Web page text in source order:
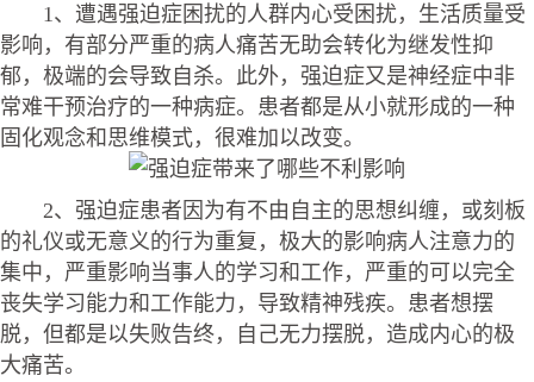
1、遭遇强迫症困扰的人群内心受困扰，生活质量受
影响，有部分严重的病人痛苦无助会转化为继发性抑
郁，极端的会导致自杀。此外，强迫症又是神经症中非
常难干预治疗的一种病症。患者都是从小就形成的一种
固化观念和思维模式，很难加以改变。
2、强迫症患者因为有不由自主的思想纠缠，或刻板
的礼仪或无意义的行为重复，极大的影响病人注意力的
集中，严重影响当事人的学习和工作，严重的可以完全
丧失学习能力和工作能力，导致精神残疾。患者想摆
脱，但都是以失败告终，自己无力摆脱，造成内心的极
大痛苦。